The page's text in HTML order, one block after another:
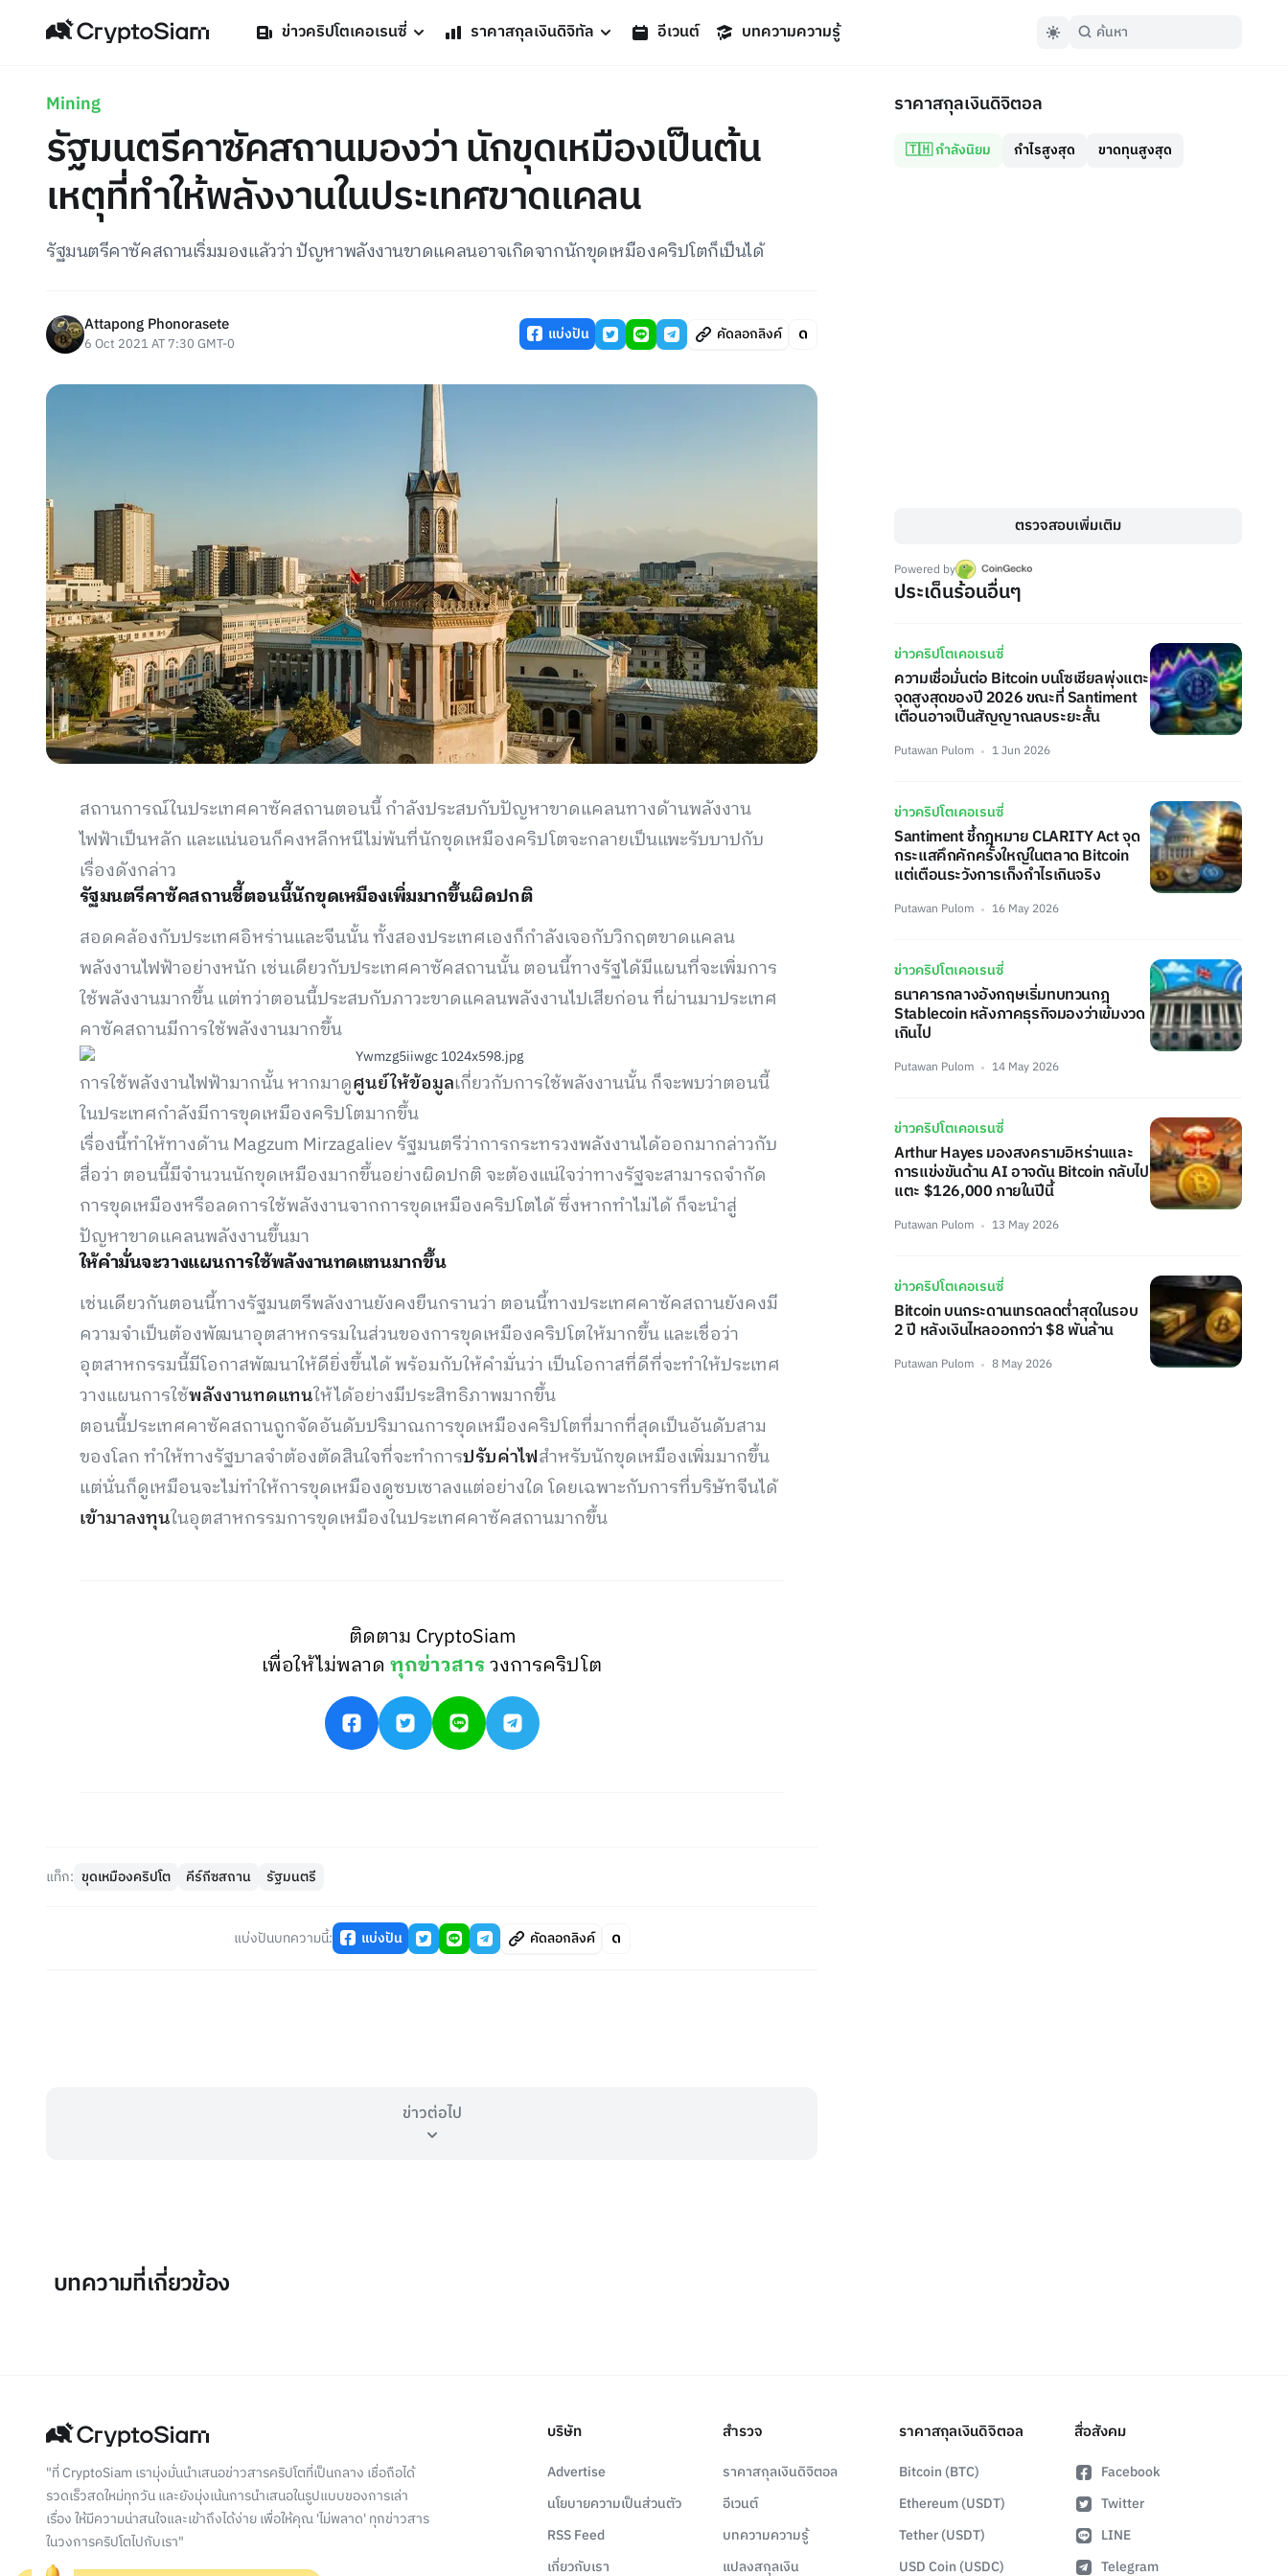
ข่าวคริปโตเคอเรนซี่ ราคาสกุลเงินดิจิทัล อีเวนต์ บทความความรู้
Mining
รัฐมนตรีคาซัคสถานมองว่า นักขุดเหมืองเป็นต้น
เหตุที่ทำให้พลังงานในประเทศขาดแคลน
รัฐมนตรีคาซัคสถานเริ่มมองแล้วว่า ปัญหาพลังงานขาดแคลนอาจเกิดจากนักขุดเหมืองคริปโตก็เป็นได้
Attapong Phonorasete
6 Oct 2021 AT 7:30 GMT-0 แบ่งปัน คัดลอกลิงค์
สถานการณ์ในประเทศคาซัคสถานตอนนี้ กำลังประสบกับปัญหาขาดแคลนทางด้านพลังงาน
ไฟฟ้าเป็นหลัก และแน่นอนก็คงหลีกหนีไม่พ้นที่นักขุดเหมืองคริปโตจะกลายเป็นแพะรับบาปกับ
เรื่องดังกล่าว
รัฐมนตรีคาซัคสถานชี้ตอนนี้นักขุดเหมืองเพิ่มมากขึ้นผิดปกติ
สอดคล้องกับประเทศอิหร่านและจีนนั้น ทั้งสองประเทศเองก็กำลังเจอกับวิกฤตขาดแคลน
พลังงานไฟฟ้าอย่างหนัก เช่นเดียวกับประเทศคาซัคสถานนั้น ตอนนี้ทางรัฐได้มีแผนที่จะเพิ่มการ
ใช้พลังงานมากขึ้น แต่ทว่าตอนนี้ประสบกับภาวะขาดแคลนพลังงานไปเสียก่อน ที่ผ่านมาประเทศ
คาซัคสถานมีการใช้พลังงานมากขึ้น
การใช้พลังงานไฟฟ้ามากนั้น หากมาดูศูนย์ให้ข้อมูลเกี่ยวกับการใช้พลังงานนั้น ก็จะพบว่าตอนนี้
ในประเทศกำลังมีการขุดเหมืองคริปโตมากขึ้น
เรื่องนี้ทำให้ทางด้าน Magzum Mirzagaliev รัฐมนตรีว่าการกระทรวงพลังงานได้ออกมากล่าวกับ
สื่อว่า ตอนนี้มีจำนวนนักขุดเหมืองมากขึ้นอย่างผิดปกติ จะต้องแน่ใจว่าทางรัฐจะสามารถจำกัด
การขุดเหมืองหรือลดการใช้พลังงานจากการขุดเหมืองคริปโตได้ ซึ่งหากทำไม่ได้ ก็จะนำสู่
ปัญหาขาดแคลนพลังงานขึ้นมา
ให้คำมั่นจะวางแผนการใช้พลังงานทดแทนมากขึ้น
เช่นเดียวกันตอนนี้ทางรัฐมนตรีพลังงานยังคงยืนกรานว่า ตอนนี้ทางประเทศคาซัคสถานยังคงมี
ความจำเป็นต้องพัฒนาอุตสาหกรรมในส่วนของการขุดเหมืองคริปโตให้มากขึ้น และเชื่อว่า
อุตสาหกรรมนี้มีโอกาสพัฒนาให้ดียิ่งขึ้นได้ พร้อมกับให้คำมั่นว่า เป็นโอกาสที่ดีที่จะทำให้ประเทศ
วางแผนการใช้พลังงานทดแทนให้ได้อย่างมีประสิทธิภาพมากขึ้น
ตอนนี้ประเทศคาซัคสถานถูกจัดอันดับปริมาณการขุดเหมืองคริปโตที่มากที่สุดเป็นอันดับสาม
ของโลก ทำให้ทางรัฐบาลจำต้องตัดสินใจที่จะทำการปรับค่าไฟสำหรับนักขุดเหมืองเพิ่มมากขึ้น
แต่นั่นก็ดูเหมือนจะไม่ทำให้การขุดเหมืองดูซบเซาลงแต่อย่างใด โดยเฉพาะกับการที่บริษัทจีนได้
เข้ามาลงทุนในอุตสาหกรรมการขุดเหมืองในประเทศคาซัคสถานมากขึ้น
ติดตาม CryptoSiam
เพื่อให้ไม่พลาดทุกข่าวสารวงการคริปโต
แท็ก: ขุดเหมืองคริปโต คีร์กีซสถาน รัฐมนตรี
แบ่งปันบทความนี้: แบ่งปัน คัดลอกลิงค์
ข่าวต่อไป
ราคาสกุลเงินดิจิตอล
🇹🇭 กำลังนิยม กำไรสูงสุด ขาดทุนสูงสุด
ตรวจสอบเพิ่มเติม
Powered by
ประเด็นร้อนอื่นๆ
ข่าวคริปโตเคอเรนซี่
ความเชื่อมั่นต่อ Bitcoin บนโซเชียลพุ่งแตะ
จุดสูงสุดของปี 2026 ขณะที่ Santiment
เตือนอาจเป็นสัญญาณลบระยะสั้น
Putawan Pulom 1 Jun 2026
ข่าวคริปโตเคอเรนซี่
Santiment ชี้กฎหมาย CLARITY Act จุด
กระแสคึกคักครั้งใหญ่ในตลาด Bitcoin
แต่เตือนระวังการเก็งกำไรเกินจริง
Putawan Pulom 16 May 2026
ข่าวคริปโตเคอเรนซี่
ธนาคารกลางอังกฤษเริ่มทบทวนกฎ
Stablecoin หลังภาคธุรกิจมองว่าเข้มงวด
เกินไป
Putawan Pulom 14 May 2026
ข่าวคริปโตเคอเรนซี่
Arthur Hayes มองสงครามอิหร่านและ
การแข่งขันด้าน AI อาจดัน Bitcoin กลับไป
แตะ $126,000 ภายในปีนี้
Putawan Pulom 13 May 2026
ข่าวคริปโตเคอเรนซี่
Bitcoin บนกระดานเทรดลดต่ำสุดในรอบ
2 ปี หลังเงินไหลออกกว่า $8 พันล้าน
Putawan Pulom 8 May 2026
บทความที่เกี่ยวข้อง
"ที่ CryptoSiam เรามุ่งมั่นนำเสนอข่าวสารคริปโตที่เป็นกลาง เชื่อถือได้
รวดเร็วสดใหม่ทุกวัน และยังมุ่งเน้นการนำเสนอในรูปแบบของการเล่า
เรื่อง ให้มีความน่าสนใจและเข้าถึงได้ง่าย เพื่อให้คุณ 'ไม่พลาด' ทุกข่าวสาร
ในวงการคริปโตไปกับเรา"
บริษัท
Advertise
นโยบายความเป็นส่วนตัว
RSS Feed
เกี่ยวกับเรา
สำรวจ
ราคาสกุลเงินดิจิตอล
อีเวนต์
บทความความรู้
แปลงสกุลเงิน
ราคาสกุลเงินดิจิตอล
Bitcoin (BTC)
Ethereum (USDT)
Tether (USDT)
USD Coin (USDC)
สื่อสังคม
Facebook
Twitter
LINE
Telegram